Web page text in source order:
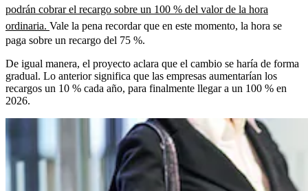
podrán cobrar el recargo sobre un 100 % del valor de la hora
ordinaria. Vale la pena recordar que en este momento, la hora se
paga sobre un recargo del 75 %.
De igual manera, el proyecto aclara que el cambio se haría de forma
gradual. Lo anterior significa que las empresas aumentarían los
recargos un 10 % cada año, para finalmente llegar a un 100 % en
2026.